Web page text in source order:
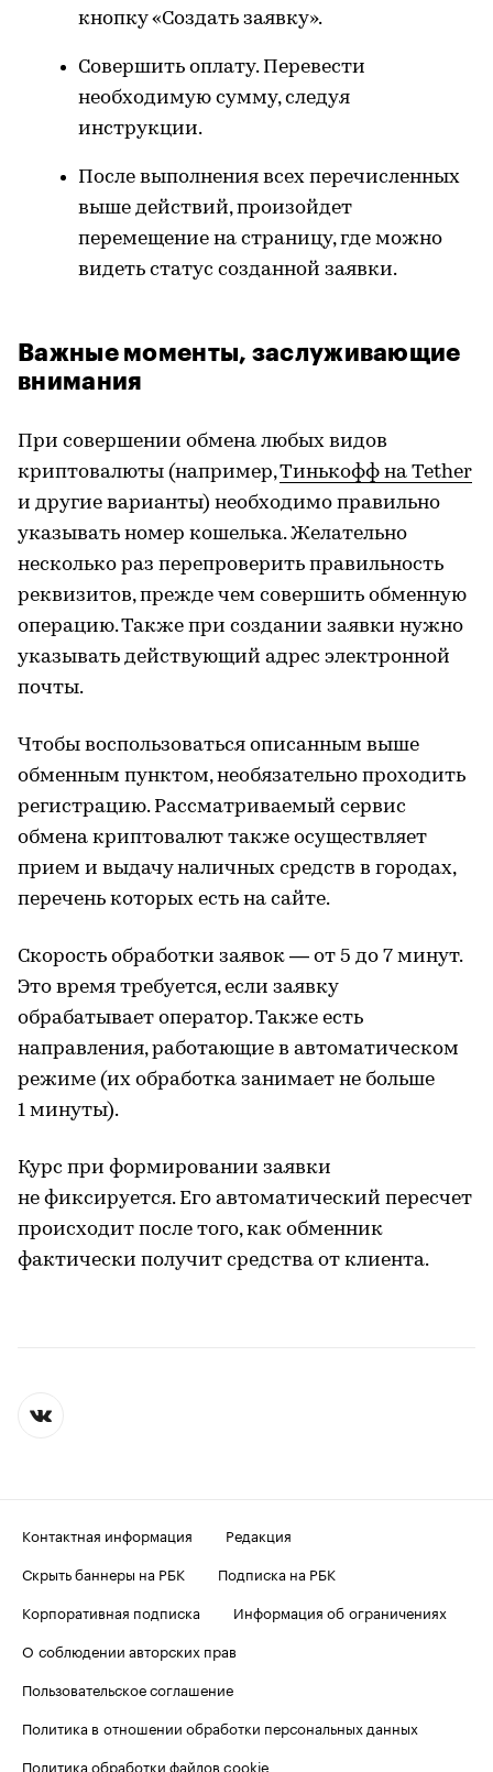
кнопку «Создать заявку».
Совершить оплату. Перевести
необходимую сумму, следуя
инструкции.
После выполнения всех перечисленных
выше действий, произойдет
перемещение на страницу, где можно
видеть статус созданной заявки.
Важные моменты, заслуживающие
внимания
При совершении обмена любых видов
криптовалюты (например,Тинькофф на Tether
и другие варианты) необходимо правильно
указывать номер кошелька. Желательно
несколько раз перепроверить правильность
реквизитов, прежде чем совершить обменную
операцию. Также при создании заявки нужно
указывать действующий адрес электронной
почты.
Чтобы воспользоваться описанным выше
обменным пунктом, необязательно проходить
регистрацию. Рассматриваемый сервис
обмена криптовалют также осуществляет
прием и выдачу наличных средств в городах,
перечень которых есть на сайте.
Скорость обработки заявок — от 5 до 7 минут.
Это время требуется, если заявку
обрабатывает оператор. Также есть
направления, работающие в автоматическом
режиме (их обработка занимает не больше
1 минуты).
Курс при формировании заявки
не фиксируется. Его автоматический пересчет
происходит после того, как обменник
фактически получит средства от клиента.
Контактная информация
Редакция
Скрыть баннеры на РБК
Подписка на РБК
Корпоративная подписка
Информация об ограничениях
О соблюдении авторских прав
Пользовательское соглашение
Политика в отношении обработки персональных данных
Политика обработки файлов cookie